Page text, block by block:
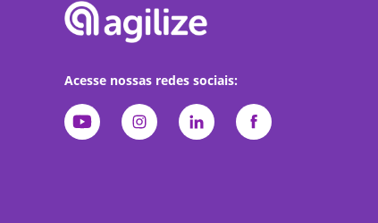
Acesse nossas redes sociais: